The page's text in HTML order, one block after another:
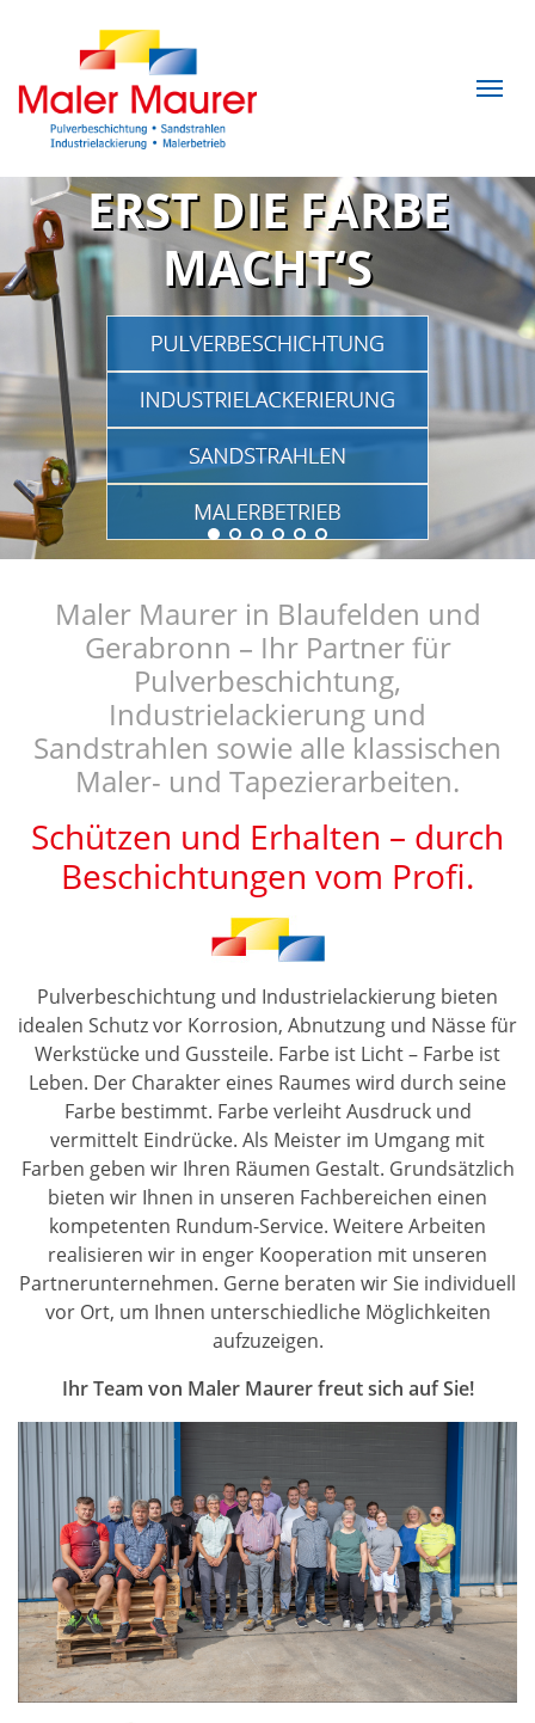
ERST DIE FARBE
MACHT‘S
Maler Maurer in Blaufelden und
Gerabronn – Ihr Partner für
Pulverbeschichtung,
Industrielackierung und
Sandstrahlen sowie alle klassischen
Maler- und Tapezierarbeiten.
Schützen und Erhalten – durch
Beschichtungen vom Profi.
Pulverbeschichtung und Industrielackierung bieten
idealen Schutz vor Korrosion, Abnutzung und Nässe für
Werkstücke und Gussteile. Farbe ist Licht – Farbe ist
Leben. Der Charakter eines Raumes wird durch seine
Farbe bestimmt. Farbe verleiht Ausdruck und
vermittelt Eindrücke. Als Meister im Umgang mit
Farben geben wir Ihren Räumen Gestalt. Grundsätzlich
bieten wir Ihnen in unseren Fachbereichen einen
kompetenten Rundum-Service. Weitere Arbeiten
realisieren wir in enger Kooperation mit unseren
Partnerunternehmen. Gerne beraten wir Sie individuell
vor Ort, um Ihnen unterschiedliche Möglichkeiten
aufzuzeigen.
Ihr Team von Maler Maurer freut sich auf Sie!